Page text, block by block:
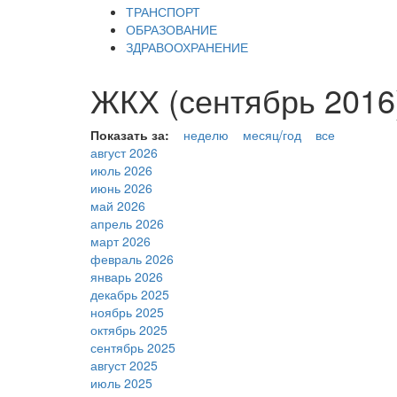
ТРАНСПОРТ
ОБРАЗОВАНИЕ
ЗДРАВООХРАНЕНИЕ
ЖКХ (сентябрь
Показать за: неделю месяц/год
все
август 2026
июль 2026
июнь 2026
май 2026
апрель 2026
март 2026
февраль 2026
январь 2026
декабрь 2025
ноябрь 2025
октябрь 2025
сентябрь 2025
август 2025
июль 2025